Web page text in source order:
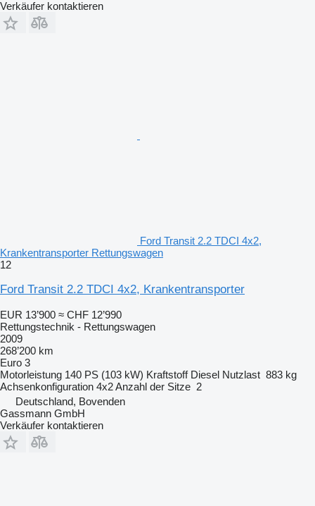
Verkäufer kontaktieren
Ford Transit 2.2 TDCI 4x2,
Krankentransporter Rettungswagen
12
Ford Transit 2.2 TDCI 4x2, Krankentransporter
EUR 13’900 ≈ CHF 12’990
Rettungstechnik - Rettungswagen
2009
268’200 km
Euro 3
Motorleistung 140 PS (103 kW) Kraftstoff Diesel Nutzlast 883 kg
Achsenkonfiguration 4x2Anzahl der Sitze 2
Deutschland, Bovenden
Gassmann GmbH
Verkäufer kontaktieren